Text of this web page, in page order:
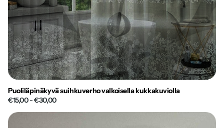
Puoliläpinäkyvä suihkuverho valkoisella kukkakuviolla
€15,00- €30,00